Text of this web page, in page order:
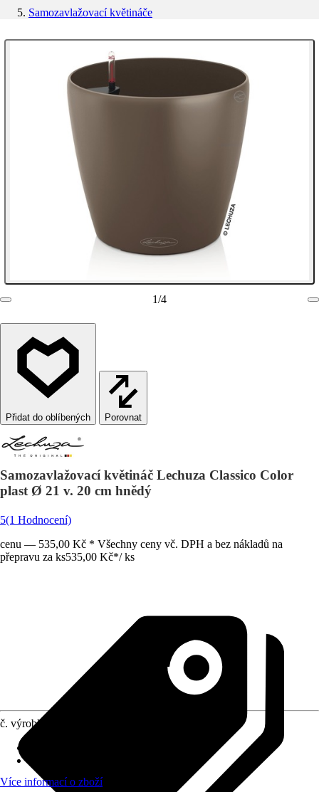
Samozavlažovací květináče
1/4
Porovnat
Samozavlažovací květináč Lechuza Classico Color
plast Ø 21 v. 20 cm hnědý
5(1 Hodnocení)
cenu — 535,00 Kč * Všechny ceny vč. DPH a bez nákladů na
přepravu za ks535,00 Kč*/ ks
č. výrobku
Více informací o zboží